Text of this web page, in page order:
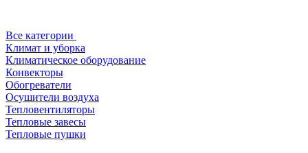
Все категории
Климат и уборка
Климатическое оборудование
Конвекторы
Обогреватели
Осушители воздуха
Тепловентиляторы
Тепловые завесы
Тепловые пушки